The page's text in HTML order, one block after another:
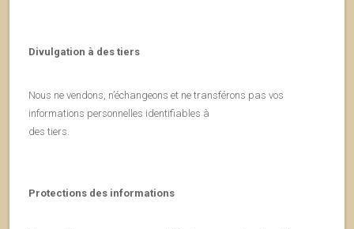
Divulgation à des tiers
Nous ne vendons, n’échangeons et ne transférons pas vos
informations personnelles identifiables à
des tiers.
Protections des informations